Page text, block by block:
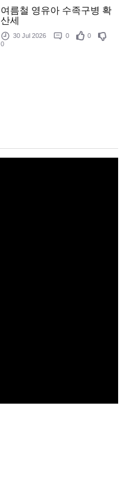
여름철 영유아 수족구병 확
산세
30 Jul 2026 0
0
0